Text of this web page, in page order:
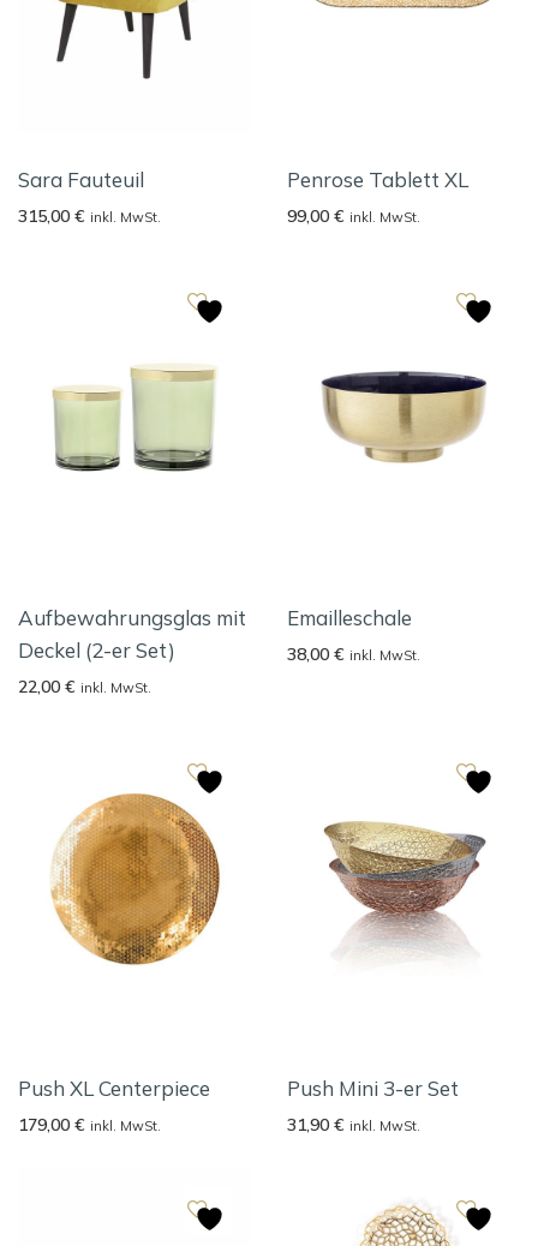
Sara Fauteuil
315,00 € inkl. MwSt.
Penrose Tablett XL
99,00 € inkl. MwSt.
Aufbewahrungsglas mit
Deckel (2-er Set)
22,00 € inkl. MwSt.
Emailleschale
38,00 € inkl. MwSt.
Push XL Centerpiece
179,00 € inkl. MwSt.
Push Mini 3-er Set
31,90 € inkl. MwSt.